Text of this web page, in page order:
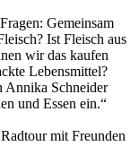
Gemeinsam
Ist Fleisch aus
wir das kaufen
Lebensmittel?
Annika Schneider
und Essen ein.“
mit Freunden